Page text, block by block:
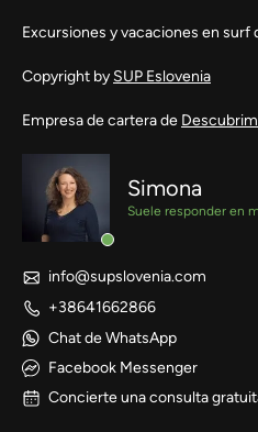
Excursiones y vacaciones en surf
Copyright by SUP Eslovenia
Empresa de cartera de
Simona
Suele responder en
info@supslovenia.com
+38641662866
Chat de WhatsApp
Facebook Messenger
Concierte una consulta